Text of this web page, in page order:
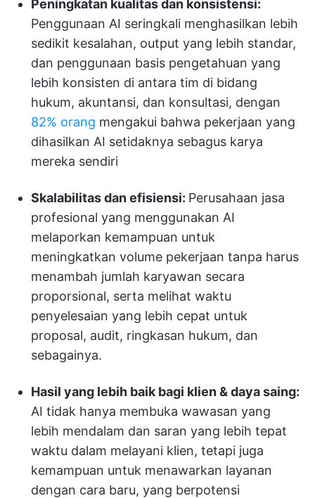
Peningkatan kualitas dan konsistensi:
Penggunaan AI seringkali menghasilkan lebih
sedikit kesalahan, output yang lebih standar,
dan penggunaan basis pengetahuan yang
lebih konsisten di antara tim di bidang
hukum, akuntansi, dan konsultasi, dengan
82% orang mengakui bahwa pekerjaan yang
dihasilkan AI setidaknya sebagus karya
mereka sendiri
Skalabilitas dan efisiensi: Perusahaan jasa
profesional yang menggunakan AI
melaporkan kemampuan untuk
meningkatkan volume pekerjaan tanpa harus
menambah jumlah karyawan secara
proporsional, serta melihat waktu
penyelesaian yang lebih cepat untuk
proposal, audit, ringkasan hukum, dan
sebagainya.
Hasil yang lebih baik bagi klien & daya saing:
AI tidak hanya membuka wawasan yang
lebih mendalam dan saran yang lebih tepat
waktu dalam melayani klien, tetapi juga
kemampuan untuk menawarkan layanan
dengan cara baru, yang berpotensi